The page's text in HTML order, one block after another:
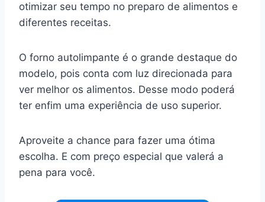
otimizar seu tempo no preparo de alimentos e
diferentes receitas.
O forno autolimpante é o grande destaque do
modelo, pois conta com luz direcionada para
ver melhor os alimentos. Desse modo poderá
ter enfim uma experiência de uso superior.
Aproveite a chance para fazer uma ótima
escolha. E com preço especial que valerá a
pena para você.